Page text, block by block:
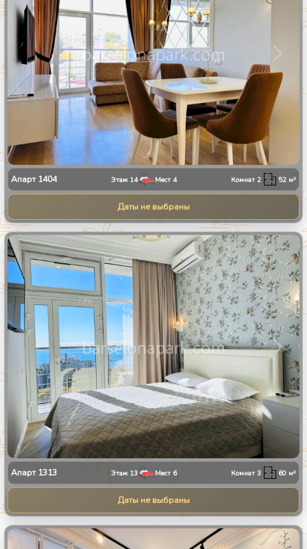
Апарт 1404 Этаж 14 Мест 4 Комнат2 52 м²
Даты не выбраны
Апарт 1313 Этаж 13 Мест 6 Комнат3 60 м²
Даты не выбраны